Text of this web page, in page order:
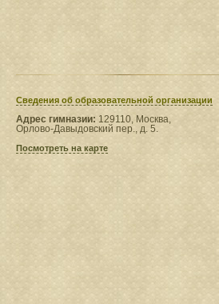
Сведения​ об образовательной организации
Адрес гимназии: 129110, Москва,
Орлово-Давыдовский пер., д. 5.
Посмотреть на карте